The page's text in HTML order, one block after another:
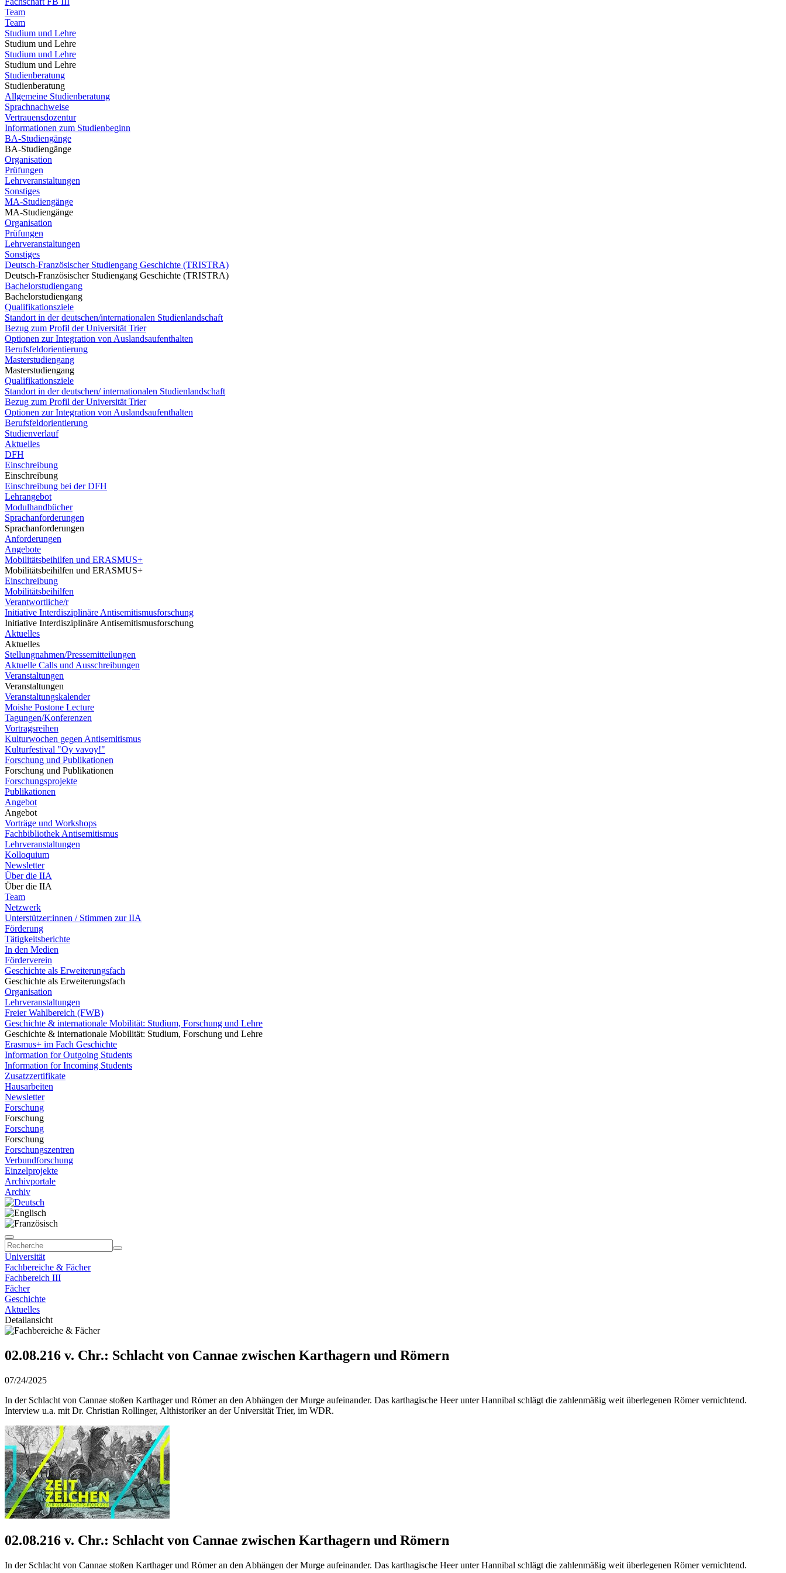
Team
Team
Studium und Lehre
Studium und Lehre
Studium und Lehre
Studium und Lehre
Studienberatung
Studienberatung
Allgemeine Studienberatung
Sprachnachweise
Vertrauensdozentur
Informationen zum Studienbeginn
BA-Studiengänge
BA-Studiengänge
Organisation
Prüfungen
Lehrveranstaltungen
Sonstiges
MA-Studiengänge
MA-Studiengänge
Organisation
Prüfungen
Lehrveranstaltungen
Sonstiges
Deutsch-Französischer Studiengang Geschichte (TRISTRA)
Deutsch-Französischer Studiengang Geschichte (TRISTRA)
Bachelorstudiengang
Bachelorstudiengang
Qualifikationsziele
Standort in der deutschen/internationalen Studienlandschaft
Bezug zum Profil der Universität Trier
Optionen zur Integration von Auslandsaufenthalten
Berufsfeldorientierung
Masterstudiengang
Masterstudiengang
Qualifikationsziele
Standort in der deutschen/ internationalen Studienlandschaft
Bezug zum Profil der Universität Trier
Optionen zur Integration von Auslandsaufenthalten
Berufsfeldorientierung
Studienverlauf
Aktuelles
DFH
Einschreibung
Einschreibung
Einschreibung bei der DFH
Lehrangebot
Modulhandbücher
Sprachanforderungen
Sprachanforderungen
Anforderungen
Angebote
Mobilitätsbeihilfen und ERASMUS+
Mobilitätsbeihilfen und ERASMUS+
Einschreibung
Mobilitätsbeihilfen
Verantwortliche/r
Initiative Interdisziplinäre Antisemitismusforschung
Initiative Interdisziplinäre Antisemitismusforschung
Aktuelles
Aktuelles
Stellungnahmen/Pressemitteilungen
Aktuelle Calls und Ausschreibungen
Veranstaltungen
Veranstaltungen
Veranstaltungskalender
Moishe Postone Lecture
Tagungen/Konferenzen
Vortragsreihen
Kulturwochen gegen Antisemitismus
Kulturfestival "Oy vavoy!"
Forschung und Publikationen
Forschung und Publikationen
Forschungsprojekte
Publikationen
Angebot
Angebot
Vorträge und Workshops
Fachbibliothek Antisemitismus
Lehrveranstaltungen
Kolloquium
Newsletter
Über die IIA
Über die IIA
Team
Netzwerk
Unterstützer:innen / Stimmen zur IIA
Förderung
Tätigkeitsberichte
In den Medien
Förderverein
Geschichte als Erweiterungsfach
Geschichte als Erweiterungsfach
Organisation
Lehrveranstaltungen
Freier Wahlbereich (FWB)
Geschichte & internationale Mobilität: Studium, Forschung und Lehre
Geschichte & internationale Mobilität: Studium, Forschung und Lehre
Erasmus+ im Fach Geschichte
Information for Outgoing Students
Information for Incoming Students
Zusatzzertifikate
Hausarbeiten
Newsletter
Forschung
Forschung
Forschung
Forschung
Forschungszentren
Verbundforschung
Einzelprojekte
Archivportale
Archiv
Universität
Fachbereiche & Fächer
Fachbereich III
Fächer
Geschichte
Aktuelles
Detailansicht
02.08.216 v. Chr.: Schlacht von Cannae zwischen Karthagern und Römern
07/24/2025
In der Schlacht von Cannae stoßen Karthager und Römer an den Abhängen der Murge aufeinander. Das karthagische Heer unter Hannibal schlägt die zahlenmäßig weit überlegenen Römer vernichtend.
Interview u.a. mit Dr. Christian Rollinger, Althistoriker an der Universität Trier, im WDR.
02.08.216 v. Chr.: Schlacht von Cannae zwischen Karthagern und Römern
In der Schlacht von Cannae stoßen Karthager und Römer an den Abhängen der Murge aufeinander. Das karthagische Heer unter Hannibal schlägt die zahlenmäßig weit überlegenen Römer vernichtend.